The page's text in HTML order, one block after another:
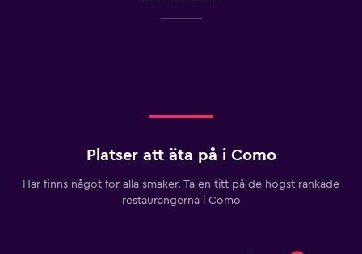
Platser att äta på i Como
Här finns något för alla smaker. Ta en titt på de högst rankade
restaurangerna i Como